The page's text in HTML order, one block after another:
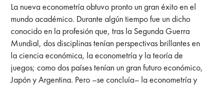
La nueva econometría obtuvo pronto un gran éxito en el
mundo académico. Durante algún tiempo fue un dicho
conocido en la profesión que, tras la Segunda Guerra
Mundial, dos disciplinas tenían perspectivas brillantes en
la ciencia económica, la econometría y la teoría de
juegos; como dos países tenían un gran futuro económico,
Japón y Argentina. Pero –se concluía– la econometría y